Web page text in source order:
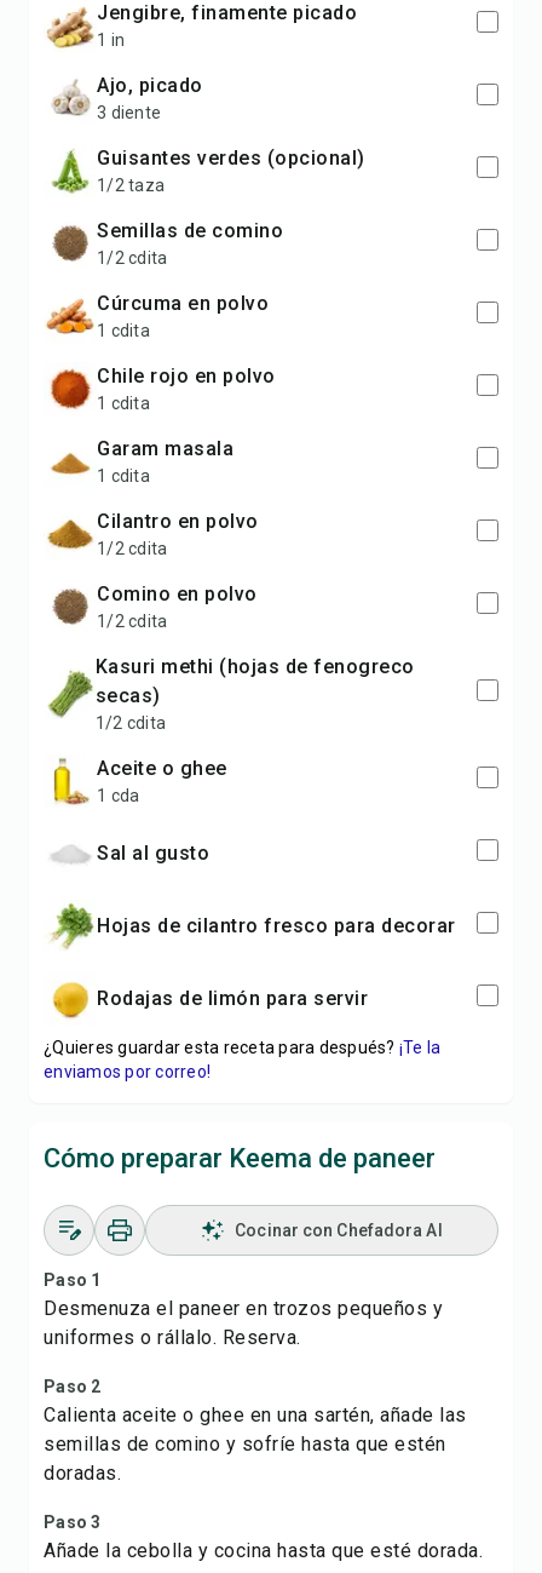
jengibre, finamente picado
1 in
ajo, picado
3 diente
guisantes verdes (opcional)
1/2 taza
semillas de comino
1/2 cdita
cúrcuma en polvo
1 cdita
chile rojo en polvo
1 cdita
garam masala
1 cdita
cilantro en polvo
1/2 cdita
comino en polvo
1/2 cdita
kasuri methi (hojas de fenogreco
secas)
1/2 cdita
aceite o ghee
1 cda
sal al gusto
hojas de cilantro fresco para decorar
rodajas de limón para servir
¿Quieres guardar esta receta para después? ¡Te la
enviamos por correo!
Cómo preparar Keema de paneer
Cocinar con Chefadora AI
Paso 1
Desmenuza el paneer en trozos pequeños y
uniformes o rállalo. Reserva.
Paso 2
Calienta aceite o ghee en una sartén, añade las
semillas de comino y sofríe hasta que estén
doradas.
Paso 3
Añade la cebolla y cocina hasta que esté dorada.